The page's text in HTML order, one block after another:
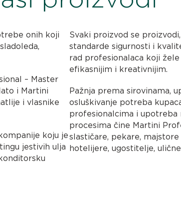
onih koji
– Master
i Martini
i vlasnike
koju je
jestivih ulja
Svaki proizvod se
standarde sigurnosti i
rad profesionalaca koji
efikasnijim i kreativnijim.
Pažnja prema sirovinama,
osluškivanje potreba
profesionalcima i upotreba
procesima čine Martini
slastičare, pekare,
hotelijere, ugostitelje,